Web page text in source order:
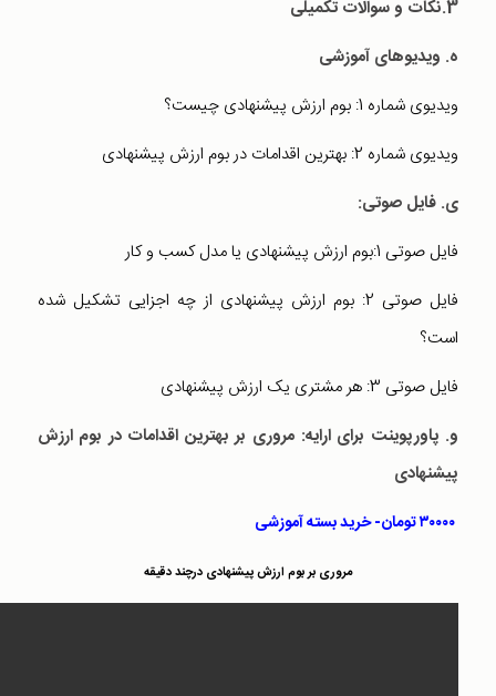
3.نکات و سوالات تکمیلی
ه. ویدیوهای آموزشی
ویدیوی شماره 1: بوم ارزش پیشنهادی چیست؟
ویدیوی شماره 2: بهترین اقدامات در بوم ارزش پیشنهادی
ی. فایل صوتی:
فایل صوتی 1:بوم ارزش پیشنهادی یا مدل کسب و کار
فایل صوتی 2: بوم ارزش پیشنهادی از چه اجزایی تشکیل شده
است؟
فایل صوتی 3: هر مشتری یک ارزش پیشنهادی
و. پاورپوینت برای ارایه: مروری بر بهترین اقدامات در بوم ارزش
پیشنهادی
مروری بر بوم ارزش پیشنهادی درچند دقیقه